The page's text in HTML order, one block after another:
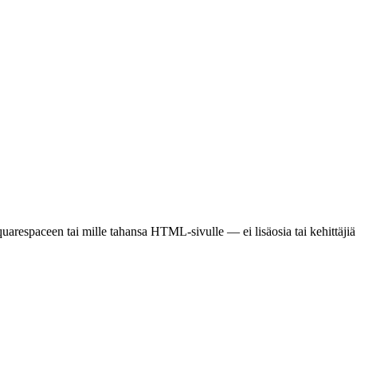
tai mille tahansa HTML-sivulle — ei lisäosia tai kehittäjiä